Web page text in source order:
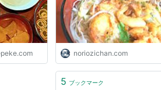
noriozichan.com
5 ブックマーク